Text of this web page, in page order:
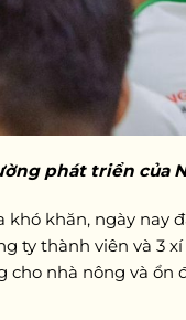
phát triển của
khó khăn, ngày nay
ty thành viên và 3
nhà nông và ổn